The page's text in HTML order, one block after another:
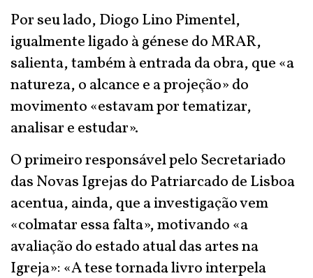
Por seu lado, Diogo Lino Pimentel,
igualmente ligado à génese do MRAR,
salienta, também à entrada da obra, que «a
natureza, o alcance e a projeção» do
movimento «estavam por tematizar,
analisar e estudar».
O primeiro responsável pelo Secretariado
das Novas Igrejas do Patriarcado de Lisboa
acentua, ainda, que a investigação vem
«colmatar essa falta», motivando «a
avaliação do estado atual das artes na
Igreja»: «A tese tornada livro interpela